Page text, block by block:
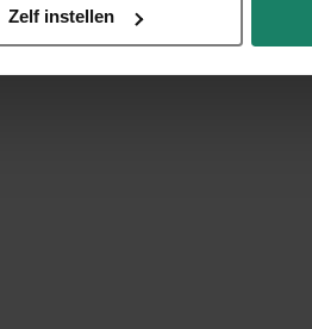
Zelf instellen